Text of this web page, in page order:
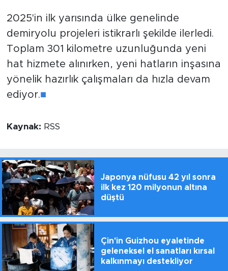
2025'in ilk yarısında ülke genelinde
demiryolu projeleri istikrarlı şekilde ilerledi.
Toplam 301 kilometre uzunluğunda yeni
hat hizmete alınırken, yeni hatların inşasına
yönelik hazırlık çalışmaları da hızla devam
ediyor.■
Kaynak: RSS
Japonya nüfusu 42 yıl sonra
ilk kez 120 milyonun altına
düştü
Çin'in Guizhou eyaletinde
geleneksel el sanatları kırsal
kalkınmayı destekliyor